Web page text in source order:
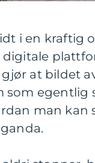
i en kraftig
at bildet
som
man kan